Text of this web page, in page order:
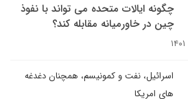
چگونه ایالات متحده می تواند با نفوذ
چین در خاورمیانه مقابله کند؟
اسرائیل، نفت و کمونیسم، همچنان دغدغه
های امریکا